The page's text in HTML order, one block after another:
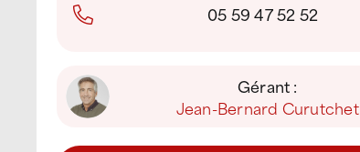
05 59 47 52 52
Gérant :
Jean-Bernard Curutchet